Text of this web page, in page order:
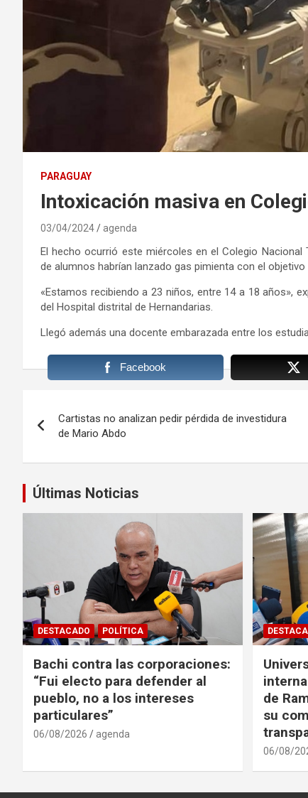
PARAGUAY
Intoxicación masiva en
03/04/2024 agenda
El hecho ocurrió este miércoles en el Colegio Nacional
de alumnos habrían lanzado gas pimienta con el
«Estamos recibiendo a 23 niños, entre 14 a 18 años»,
del Hospital distrital de Hernandarias.
Llegó además una docente embarazada entre los
Facebook
de
entradas
Cartistas no analizan pedir pérdida de investidura
de Mario Abdo
Últimas Noticias
DESTACADO POLÍTICA
Bachi contra las corporaciones:
“Fui electo para defender al
pueblo, no a los intereses
particulares”
06/08/2026 agenda
de
su
06/08/